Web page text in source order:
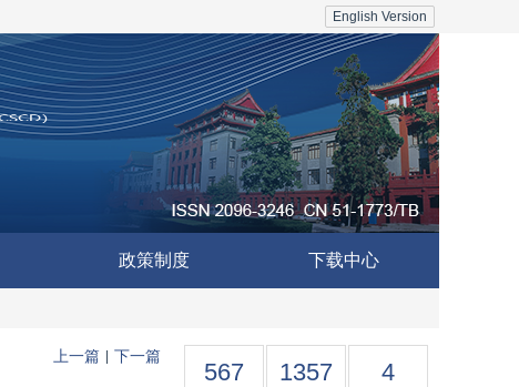
English Version
政策制度 下载中心
上一篇 下一篇
567 1357 4